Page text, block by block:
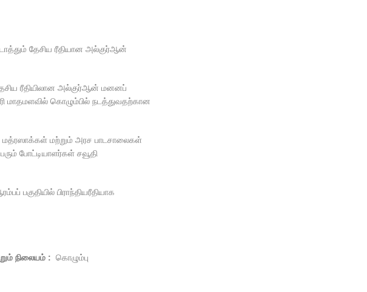
தேசிய ரீதியான அல்குர்ஆன்
ரீதியிலான அல்குர்ஆன் மனனப்
மாதமளவில் கொழும்பில் நடத்துவதற்கான
மத்ரஸாக்கள் மற்றும் அரச பாடசாலைகள்
போட்டியாளர்கள் சவூதி
பகுதியில் பிராந்தியரீதியாக
நிலையம் : கொழும்பு